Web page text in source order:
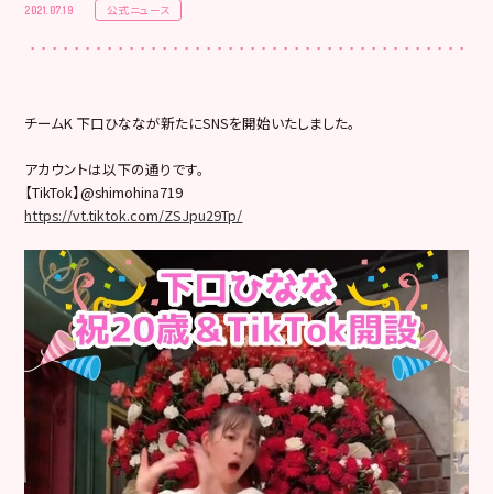
2021.07.19 公式ニュース
チームK 下口ひななが新たにSNSを開始いたしました。
アカウントは以下の通りです。
【TikTok】@shimohina719
https://vt.tiktok.com/ZSJpu29Tp/